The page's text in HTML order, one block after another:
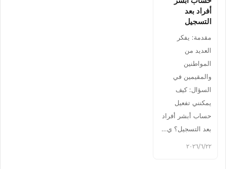
أفراد بعد
التسجيل
مقدمة: يفكر
العديد من
المواطنين
والمقيمين في
السؤال: كيف
يمكنني تفعيل
حساب أبشر أفراد
بعد التسجيل؟ ي…
٢٢‏/٦‏/٢٠٢٦